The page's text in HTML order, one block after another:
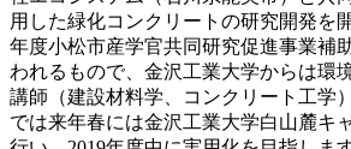
用した緑化コンクリートの研究開発を
年度小松市産学官共同研究促進事業補
われるもので、金沢工業大学からは環
講師（建設材料学、コンクリート工学
では来年春には金沢工業大学白山麓キ